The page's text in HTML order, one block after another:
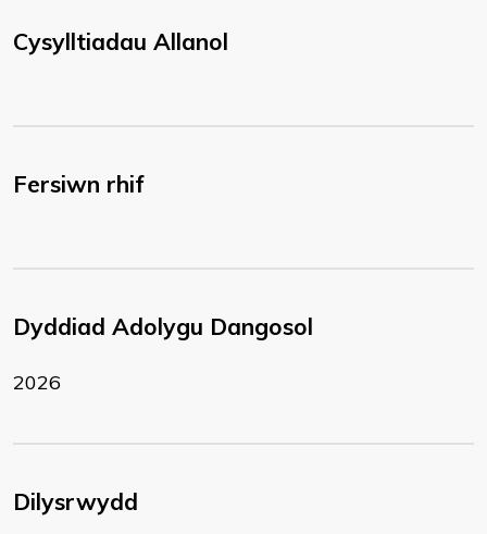
Cysylltiadau Allanol
Fersiwn rhif
Dyddiad Adolygu Dangosol
2026
Dilysrwydd